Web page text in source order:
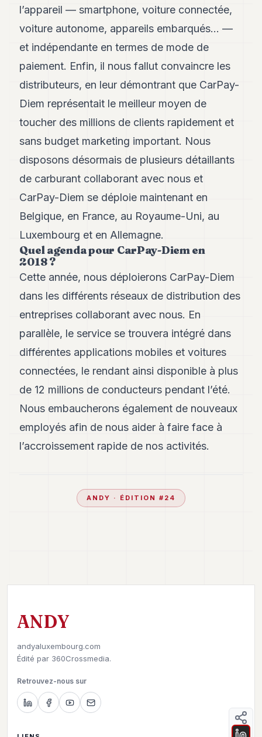
Andy
5
3
TECH
FINANCE
ART
DE
ARTS
ASSURANCE
POLITIQUE
IMMOBILIER
PRIVATE
EQUITY
JURIDIQUE
ENTREPRISES
ASSOCIATIONS
S'ABONNER
l’appareil — smartphone, voiture connectée,
voiture autonome, appareils embarqués... —
et indépendante en termes de mode de
paiement. Enfin, il nous fallut convaincre les
distributeurs, en leur démontrant que CarPay-
Diem représentait le meilleur moyen de
toucher des millions de clients rapidement et
sans budget marketing important. Nous
disposons désormais de plusieurs détaillants
de carburant collaborant avec nous et
CarPay-Diem se déploie maintenant en
Belgique, en France, au Royaume-Uni, au
Luxembourg et en Allemagne.
Quel agenda pour CarPay-Diem en
2018 ?
Cette année, nous déploierons CarPay-Diem
dans les différents réseaux de distribution des
entreprises collaborant avec nous. En
parallèle, le service se trouvera intégré dans
différentes applications mobiles et voitures
connectées, le rendant ainsi disponible à plus
de 12 millions de conducteurs pendant l’été.
Nous embaucherons également de nouveaux
employés afin de nous aider à faire face à
l’accroissement rapide de nos activités.
ANDY · ÉDITION # 24
ANDY
andyaluxembourg.com
Édité par 360Crossmedia.
Retrouvez-nous sur